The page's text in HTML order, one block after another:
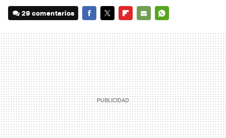
29 comentarios
MAIL